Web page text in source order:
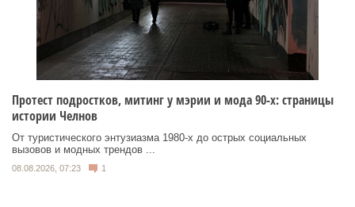
Протест подростков, митинг у мэрии и мода 90-х: страницы
истории Челнов
От туристического энтузиазма 1980‑х до острых социальных
вызовов и модных трендов ...
08.08.2026, 07:23 1